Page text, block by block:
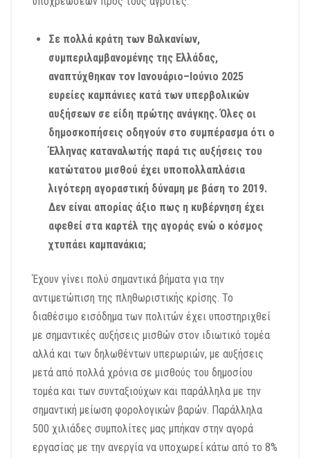
Σε πολλά κράτη των Βαλκανίων,
συμπεριλαμβανομένης της Ελλάδας,
αναπτύχθηκαν τον Ιανουάριο–Ιούνιο 2025
ευρείες καμπάνιες κατά των υπερβολικών
αυξήσεων σε είδη πρώτης ανάγκης. Όλες οι
δημοσκοπήσεις οδηγούν στο συμπέρασμα ότι ο
Έλληνας καταναλωτής παρά τις αυξήσεις του
κατώτατου μισθού έχει υποπολλαπλάσια
λιγότερη αγοραστική δύναμη με βάση το 2019.
Δεν είναι απορίας άξιο πως η κυβέρνηση έχει
αφεθεί στα καρτέλ της αγοράς ενώ ο κόσμος
χτυπάει καμπανάκια;
Έχουν γίνει πολύ σημαντικά βήματα για την
αντιμετώπιση της πληθωριστικής κρίσης. Το
διαθέσιμο εισόδημα των πολιτών έχει υποστηριχθεί
με σημαντικές αυξήσεις μισθών στον ιδιωτικό τομέα
αλλά και των δηλωθέντων υπερωριών, με αυξήσεις
μετά από πολλά χρόνια σε μισθούς του δημοσίου
τομέα και των συνταξιούχων και παράλληλα με την
σημαντική μείωση φορολογικών βαρών. Παράλληλα
500 χιλιάδες συμπολίτες μας μπήκαν στην αγορά
εργασίας με την ανεργία να υποχωρεί κάτω από το 8%